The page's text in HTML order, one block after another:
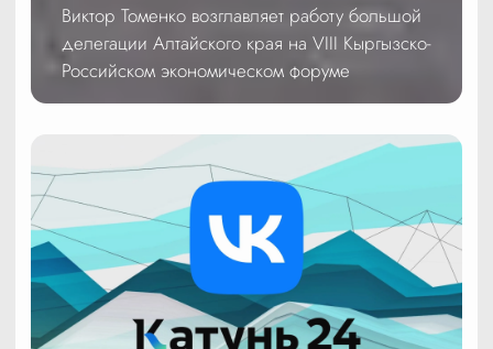
Виктор Томенко возглавляет работу большой
делегации Алтайского края на VIII Кыргызско-
Российском экономическом форуме